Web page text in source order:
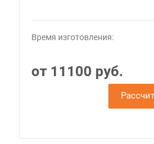
Время изготовления:
от 11100 руб.